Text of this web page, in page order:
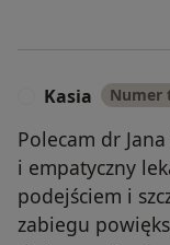
Kasia Numer
Polecam dr
i empatyczny
podejściem i
zabiegu